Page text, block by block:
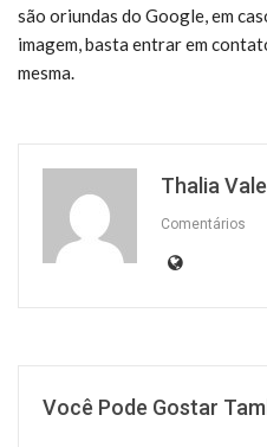
são oriundas do Google, em
imagem, basta entrar em
mesma.
Thalia Vale
Comentários
Você Pode Gostar